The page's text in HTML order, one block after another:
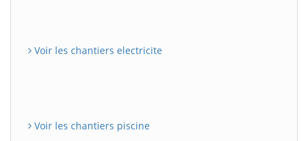
Voir les chantiers electricite
Voir les chantiers piscine